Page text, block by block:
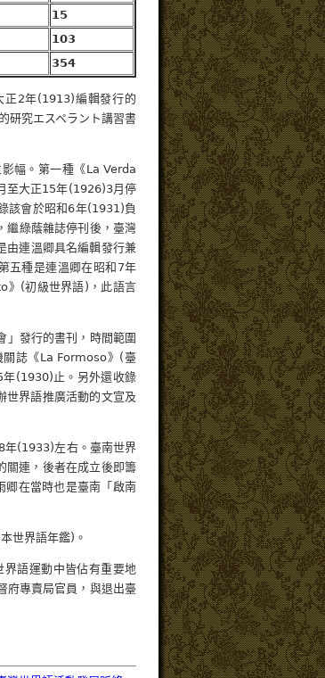
15
103
354
正2年(1913)編輯發行的
研究エスペラント講習書
幅。第一種《La Verda
至大正15年(1926)3月停
該會於昭和6年(1931)負
繼綠蔭雜誌停刊後，臺灣
由連溫卿具名編輯發行兼
五種是連溫卿在昭和7年
》(初級世界語)，此語言
」發行的書刊，時間範圍
誌《La Formoso》(臺
(1930)止。另外還收錄
世界語推廣活動的文宣及
年(1933)左右。臺南世界
關連，後者在成立後即籌
卿在當時也是臺南「啟南
世界語年鑑)。
語運動中皆佔有重要地
府專賣局官員，與退出臺